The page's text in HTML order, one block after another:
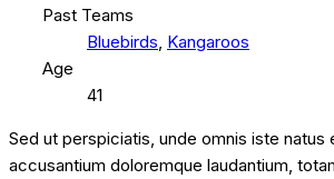
Past Teams
Bluebirds Kangaroos
Age
41
Sed ut perspiciatis, unde omnis iste natus
accusantium doloremque laudantium,